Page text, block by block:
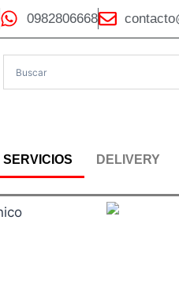
0982806668
SERVICIOS DELIVERY